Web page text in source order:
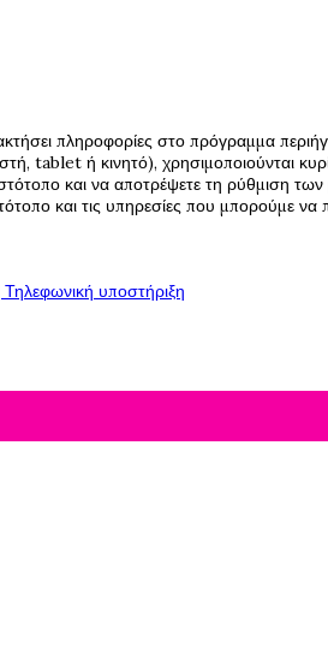
πληροφορίες στο πρόγραμμα
tablet ή κινητό), χρησιμοποιούνται
και να αποτρέψετε τη ρύθμιση
και τις υπηρεσίες που μπορούμε
υποστήριξη